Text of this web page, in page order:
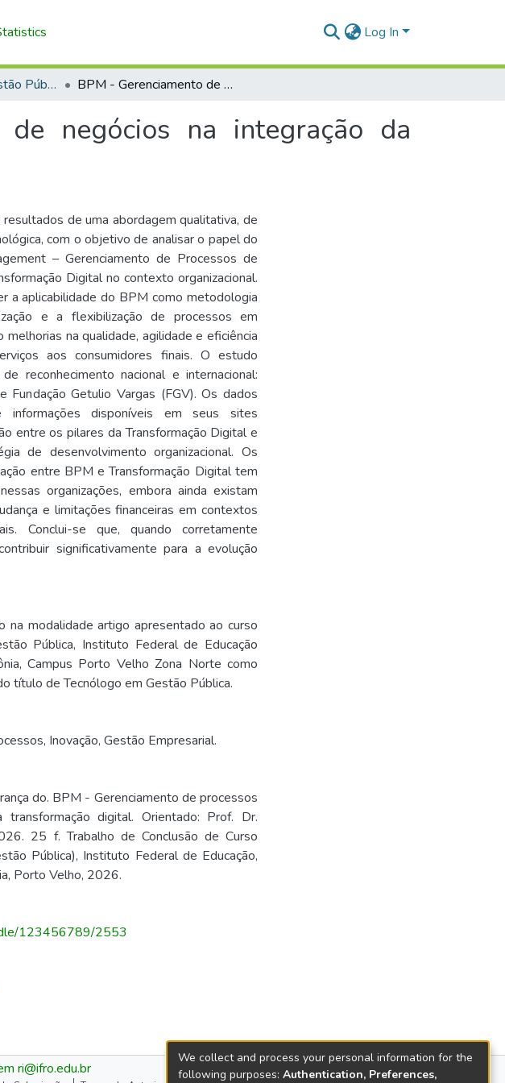
Log In
Tecnologia em Gestão Pública BPM - Gerenciamento de processos de negócios na integração da transformação digital
negócios na integração da
de uma abordagem qualitativa, de
com o objetivo de analisar o papel do
– Gerenciamento de Processos de
Digital no contexto organizacional.
a aplicabilidade do BPM como metodologia
e a flexibilização de processos em
na qualidade, agilidade e eficiência
aos consumidores finais. O estudo
reconhecimento nacional e internacional:
Fundação Getulio Vargas (FGV). Os dados
disponíveis em seus sites
entre os pilares da Transformação Digital e
de desenvolvimento organizacional. Os
entre BPM e Transformação Digital tem
organizações, embora ainda existam
e limitações financeiras em contextos
Conclui-se que, quando corretamente
significativamente para a evolução
na modalidade artigo apresentado ao curso
Pública, Instituto Federal de Educação
Campus Porto Velho Zona Norte como
título de Tecnólogo em Gestão Pública.
, Inovação, Gestão Empresarial.
do. BPM - Gerenciamento de processos
digital. Orientado: Prof. Dr.
25 f. Trabalho de Conclusão de Curso
Pública), Instituto Federal de Educação,
Porto Velho, 2026.
123456789/2553
ri@ifro.edu.br
We collect and process your personal information for the
following purposes: Authentication, Preferences,